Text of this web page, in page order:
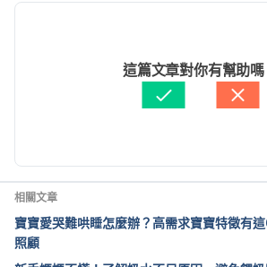
https://www.helpguide.org/articles/
family/when-your-baby-wont-stop-
Oligosaccharide 2′-Fucosyllactose
https://pubmed.ncbi.nlm.nih.gov/
母乳營養知多少（台大醫院）
周士閔
Hello 醫師
張凱安 Kyle Chang
這篇文章對你有幫助嗎
相關文章
寶寶愛哭難哄睡怎麼辦？高需求寶寶特徵有
照顧